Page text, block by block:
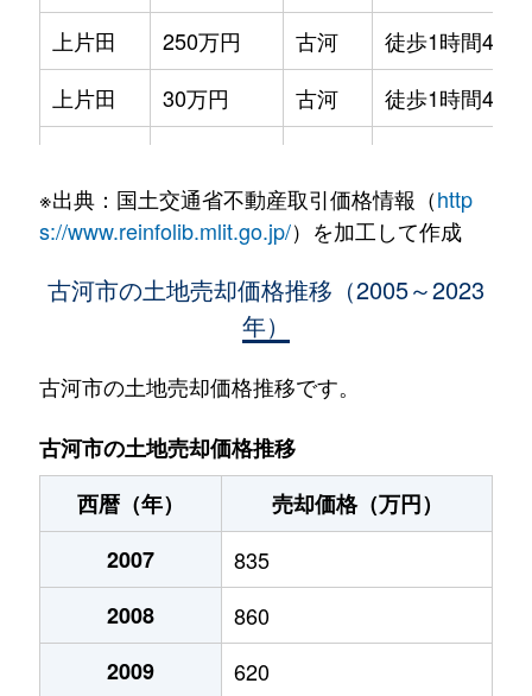
上片田
250万円 古河
徒歩1時間45分
上片田
30万円 古河
徒歩1時間45分
上片田
1,300万円 古河
徒歩1時間45分
1,300万円
上片田
35万円 古河
上片田
35万円
上片田
72万円 古河
徒歩1時間45分
上片田
330万円
上辺見
810万円
上辺見
1,500万円
※出典：国土交通省不動産取引価格情報（http
s://www.reinfolib.mlit.go.jp/）を加工して作成
古河市の土地売却価格推移（2005～2023
年）
古河市の土地売却価格推移です。
古河市の土地売却価格推移
西暦（年）
売却価格（万円）
2007
835
2008
860
2009
620